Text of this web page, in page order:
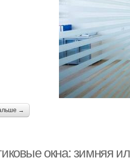
→
окна: зимняя